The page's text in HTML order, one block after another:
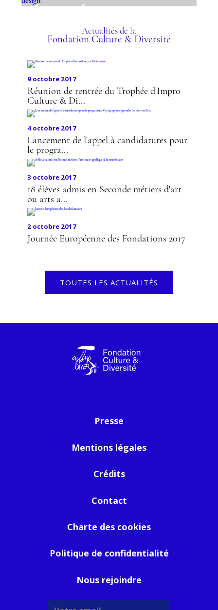
ÉGALITÉ DES CHANCES
EN ÉCOLE DE MÉTIERS
D'ART ET DE DESIGN
Actualités de la
Fondation Culture & Diversité
9 octobre 2017
Réunion de rentrée du Trophée d'Impro
Culture & Di...
4 octobre 2017
Lancement de l'appel à candidatures pour
le progra...
3 octobre 2017
18 élèves admis en Seconde métiers d'art
ou arts a...
2 octobre 2017
Journée Européenne des Fondations 2017
TOUTES LES ACTUALITÉS
Presse
Mentions légales
Crédits
Contact
Charte des cookies
Politique de confidentialité
Nous rejoindre